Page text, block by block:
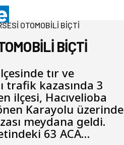
OTOMOBİLİ BİÇTİ
BİÇTİ
tır ve
trafik kazasında 3
ilçesi, Hacıvelioba
Karayolu üzerinde
meydana geldi.
63 ACA…